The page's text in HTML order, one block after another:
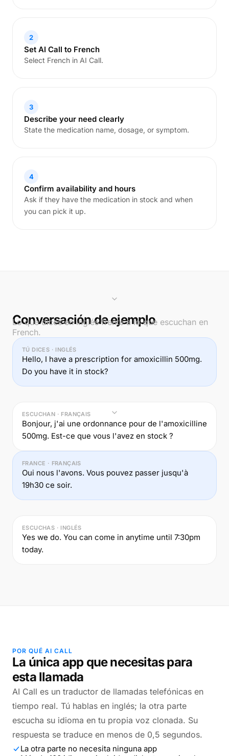
2
Set AI Call to French
Select French in AI Call.
3
Describe your need clearly
State the medication name, dosage, or symptom.
4
Confirm availability and hours
Ask if they have the medication in stock and when
you can pick it up.
Conversación de ejemplo
Lo que dices en inglés frente a lo que escuchan en
French.
TÚ DICES · INGLÉS
Hello, I have a prescription for amoxicillin 500mg.
Do you have it in stock?
ESCUCHAN · FRANÇAIS
Bonjour, j'ai une ordonnance pour de l'amoxicilline
500mg. Est-ce que vous l'avez en stock ?
FRANCE · FRANÇAIS
Oui nous l'avons. Vous pouvez passer jusqu'à
19h30 ce soir.
ESCUCHAS · INGLÉS
Yes we do. You can come in anytime until 7:30pm
today.
POR QUÉ AI CALL
La única app que necesitas para
esta llamada
AI Call es un traductor de llamadas telefónicas en
tiempo real. Tú hablas en inglés; la otra parte
escucha su idioma en tu propia voz clonada. Su
respuesta se traduce en menos de 0,5 segundos.
La otra parte no necesita ninguna app